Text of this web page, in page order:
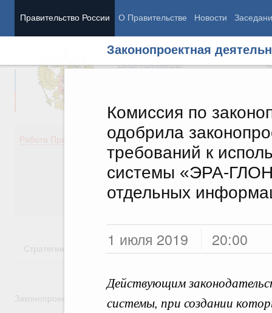
Правительство России О Правительстве Новости
Законопроектная
Комиссия по
одобрила
требований к
системы «ЭРА-
отдельных
1 июля 2019 20:00
Действующим
системы, при создании
Председатель Правительства
Вице-премьеры
Работа Правительства
Демография
Здоровье
Образование
Культура
Общество
Государство
Стратегии Государственные программы
Законопроектная деятельность